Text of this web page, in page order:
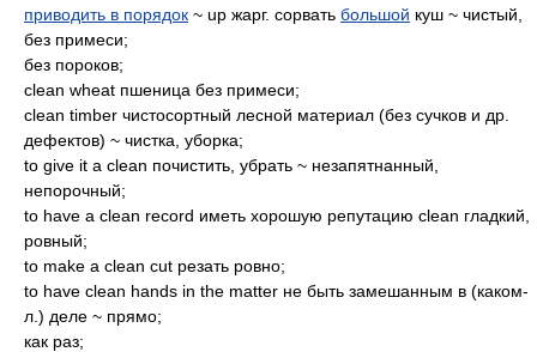
приводить в порядок ~ up жарг. сорвать большой куш ~ чистый,
без примеси;
без пороков;
clean wheat пшеница без примеси;
clean timber чистосортный лесной материал (без сучков и др.
дефектов) ~ чистка, уборка;
to give it a clean почистить, убрать ~ незапятнанный,
непорочный;
to have a clean record иметь хорошую репутацию clean гладкий,
ровный;
to make a clean cut резать ровно;
to have clean hands in the matter не быть замешанным в (каком-
л.) деле ~ прямо;
как раз;